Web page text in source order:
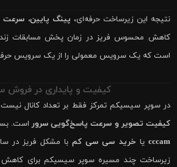
نتیجه این زیرساخت حرفه‌ای، پینگ پایین، سرعت
کاهش محسوس فریز در زمان پخش مسابقات
است که یک سرویس معمولی را از یک سرویس
کیفیت و پایداری در فروش
در سوپر سیسیکم تمرکز فقط بر تعداد کانال
کیفیت تصویر و سرعت پاسخ‌گویی سروراست.
cccam یا خرید سی سی کمبا مشکل فریز در
زیرساخت چند مسیره سوپر سیسیکم برای